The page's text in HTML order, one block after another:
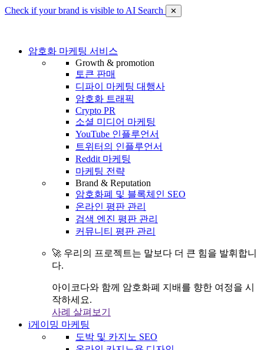
Check if your brand is visible to AI Search ✕
암호화 마케팅 서비스
Growth & promotion
토큰 판매
디파이 마케팅 대행사
암호화 트래픽
Crypto PR
소셜 미디어 마케팅
YouTube 인플루언서
트위터의 인플루언서
Reddit 마케팅
마케팅 전략
Brand & Reputation
암호화폐 및 블록체인 SEO
온라인 평판 관리
검색 엔진 평판 관리
커뮤니티 평판 관리
🚀 우리의 프로젝트는 말보다 더 큰 힘을 발휘합니
다.
아이코다와 함께 암호화폐 지배를 향한 여정을 시
작하세요.
사례 살펴보기
i게이밍 마케팅
도박 및 카지노 SEO